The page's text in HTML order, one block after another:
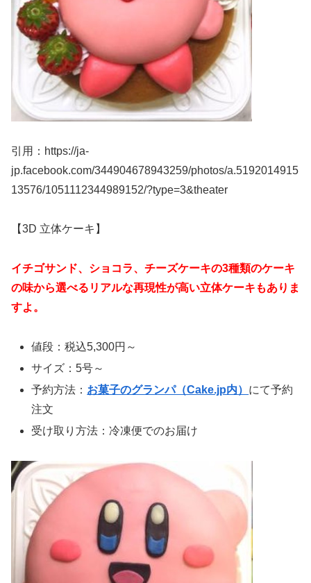
引用：https://ja-
jp.facebook.com/344904678943259/photos/a.5192014915
13576/1051112344989152/?type=3&theater
【3D 立体ケーキ】
イチゴサンド、ショコラ、チーズケーキの3種類のケーキ
の味から選べるリアルな再現性が高い立体ケーキもありま
すよ。
値段：税込5,300円～
サイズ：5号～
予約方法： お菓子のグランパ（Cake.jp内） にて予約
注文
受け取り方法：冷凍便でのお届け